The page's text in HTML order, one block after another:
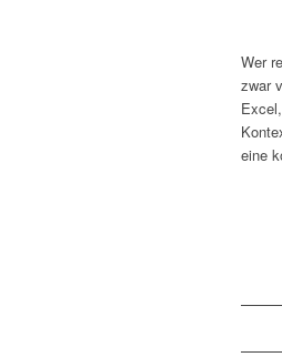
Wer
zwar
eine